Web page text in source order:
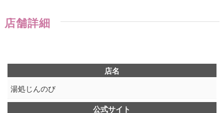
店舗詳細
店名
湯処じんのび
公式サイト